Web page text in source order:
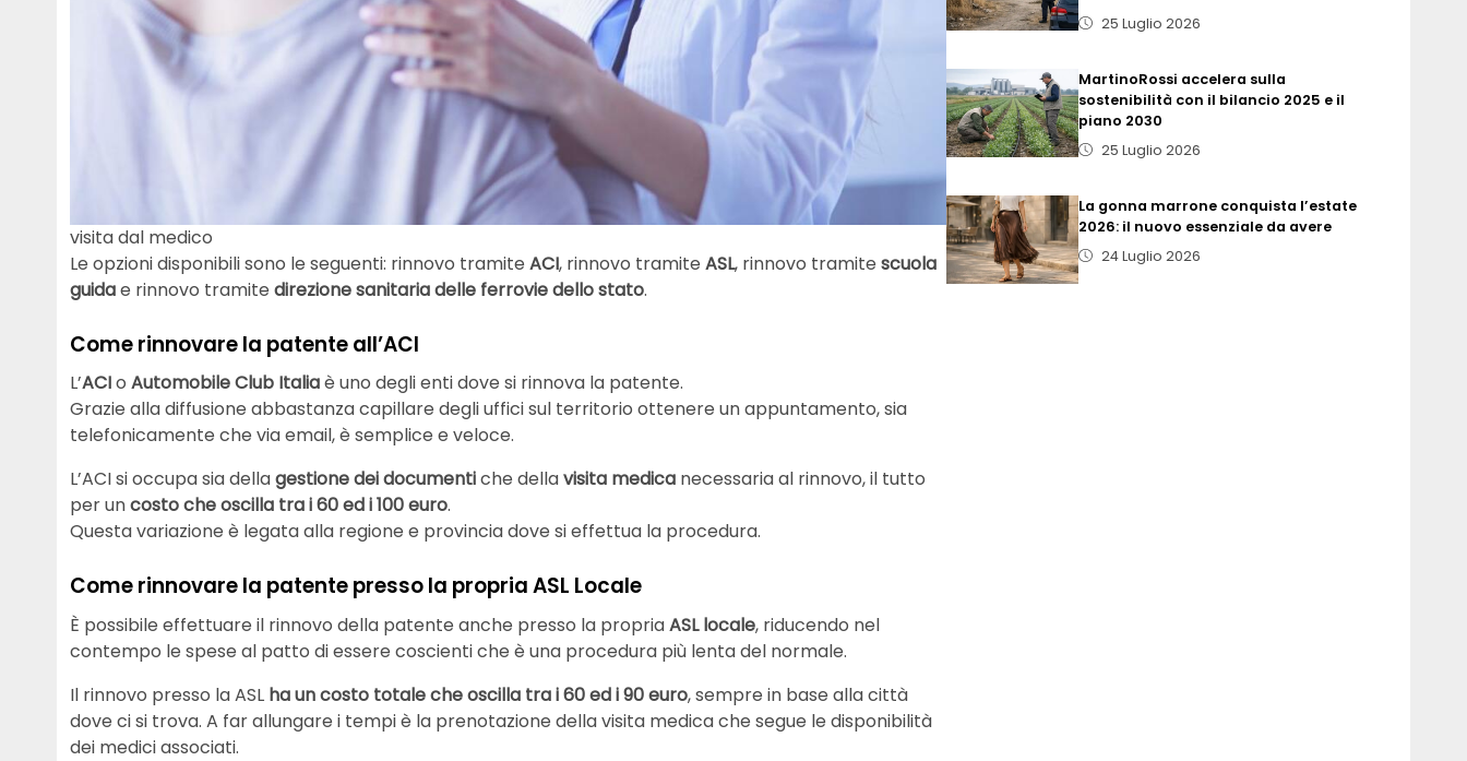
visita dal medico
Le opzioni disponibili sono le seguenti: rinnovo tramite ACI, rinnovo tramite ASL, rinnovo tramite scuola
guidae rinnovo tramite direzione sanitaria delle ferrovie dello stato.
Come rinnovare la patente all’ACI
L’ACIo Automobile Club Italiaè uno degli enti dove si rinnova la patente.
Grazie alla diffusione abbastanza capillare degli uffici sul territorio ottenere un appuntamento, sia
telefonicamente che via email, è semplice e veloce.
L’ACI si occupa sia dellagestione dei documentiche dellavisita medica necessaria al rinnovo, il tutto
per uncosto che oscilla tra i 60 ed i 100 euro.
Questa variazione è legata alla regione e provincia dove si effettua la procedura.
Come rinnovare la patente presso la propria ASL Locale
È possibile effettuare il rinnovo della patente anche presso la propriaASL locale, riducendo nel
contempo le spese al patto di essere coscienti che è una procedura più lenta del normale.
Il rinnovo presso la ASL ha un costo totale che oscilla tra i 60 ed i 90 euro, sempre in base alla città
dove ci si trova. A far allungare i tempi è la prenotazione della visita medica che segue le disponibilità
dei medici associati.
25 Luglio 2026
MartinoRossi accelera sulla
sostenibilità con il bilancio 2025 e il
piano 2030
25 Luglio 2026
La gonna marrone conquista l’estate
2026: il nuovo essenziale da avere
24 Luglio 2026